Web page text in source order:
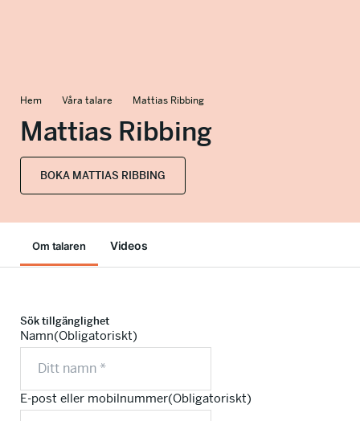
Hem Våra talare Mattias Ribbing
Mattias Ribbing
BOKA MATTIAS RIBBING
Om talaren Videos
Sök tillgänglighet
Namn(Obligatoriskt)
E-post eller mobilnummer(Obligatoriskt)